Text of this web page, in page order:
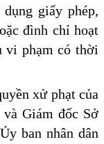
giấy phép,
đình chỉ hoạt
vi phạm có thời
xử phạt của
Giám đốc Sở
ban nhân dân